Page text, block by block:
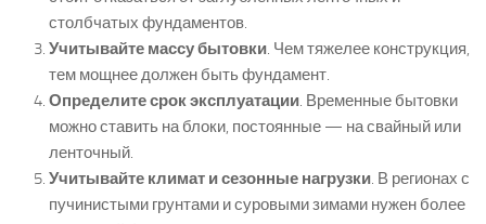
столбчатых фундаментов.
Учитывайте массу бытовки. Чем тяжелее конструкция,
тем мощнее должен быть фундамент.
Определите срок эксплуатации. Временные бытовки
можно ставить на блоки, постоянные — на свайный или
ленточный.
Учитывайте климат и сезонные нагрузки. В регионах с
пучинистыми грунтами и суровыми зимами нужен более